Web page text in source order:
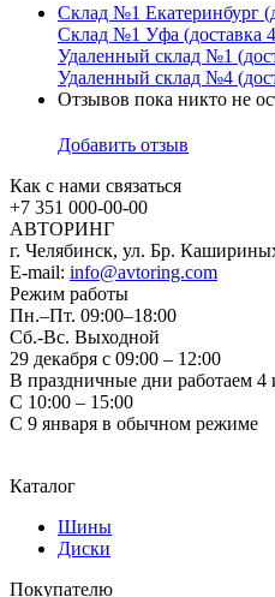
Склад №1 Екатеринбург
Склад №1 Уфа (доставка
Удаленный склад №1
Удаленный склад №4
Отзывов пока никто не
Добавить отзыв
Как с нами связаться
+7 351 000-00-00
АВТОРИНГ
г. Челябинск, ул. Бр.
E-mail: info@avtoring.com
Режим работы
Пн.–Пт. 09:00–18:00
Сб.-Вс. Выходной
29 декабря с 09:00 – 12:00
В праздничные дни работаем 4
С 10:00 – 15:00
С 9 января в обычном режиме
Каталог
Шины
Диски
Покупателю